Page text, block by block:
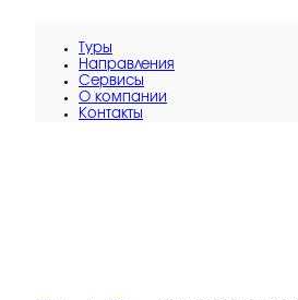
Туры
Направления
Сервисы
O компании
Контакты